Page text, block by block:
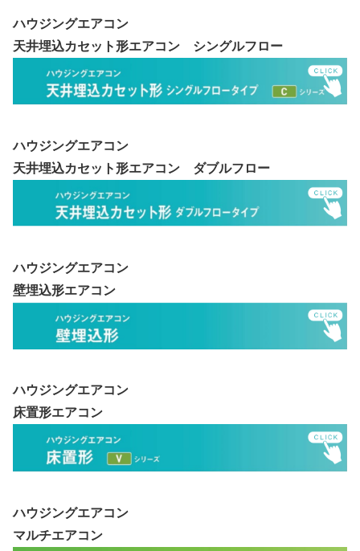
ハウジングエアコン
天井埋込カセット形エアコン シングルフロー
ハウジングエアコン
天井埋込カセット形エアコン ダブルフロー
ハウジングエアコン
壁埋込形エアコン
ハウジングエアコン
床置形エアコン
ハウジングエアコン
マルチエアコン